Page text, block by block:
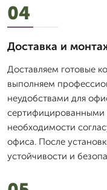
04
Доставка и
Доставляем готовые
выполняем
неудобствами для
необходимости
офиса. После
устойчивости и